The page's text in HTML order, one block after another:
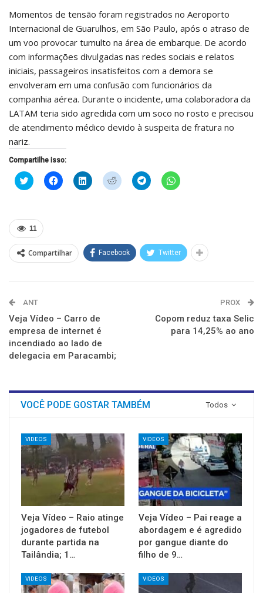
Momentos de tensão foram registrados no Aeroporto
Internacional de Guarulhos, em São Paulo, após o atraso de
um voo provocar tumulto na área de embarque. De acordo
com informações divulgadas nas redes sociais e relatos
iniciais, passageiros insatisfeitos com a demora se
envolveram em uma confusão com funcionários da
companhia aérea. Durante o incidente, uma colaboradora da
LATAM teria sido agredida com um soco no rosto e precisou
de atendimento médico devido à suspeita de fratura no
nariz.
Compartilhe isso:
Clique
para
em
nova
janela)
Clique
para
Clique
para
Clique
para
Clique
para
Clique
para
11
Compartilhar Facebook Twitter
ANT
Veja Vídeo – Carro de
empresa de internet é
incendiado ao lado de
delegacia em Paracambi;
PROX
Copom reduz taxa Selic
para 14,25% ao ano
Todos
VOCÊ PODE GOSTAR TAMBÉM
VIDEOS
Veja Vídeo – Raio atinge
jogadores de futebol
durante partida na
Tailândia; 1…
VIDEOS
Veja Vídeo – Pai reage a
abordagem e é agredido
por gangue diante do
filho de 9…
VIDEOS VIDEOS